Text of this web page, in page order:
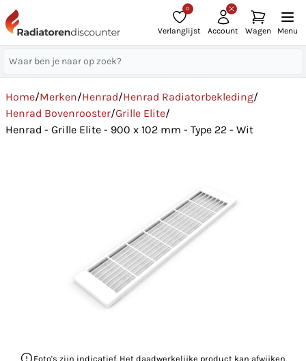
0
Verlanglijst Account Wagen Menu
Home/Merken/Henrad/Henrad Radiatorbekleding/
Henrad Bovenrooster/Grille Elite/
Henrad - Grille Elite - 900 x 102 mm - Type 22 - Wit
Foto's zijn indicatief. Het daadwerkelijke product kan afwijken.